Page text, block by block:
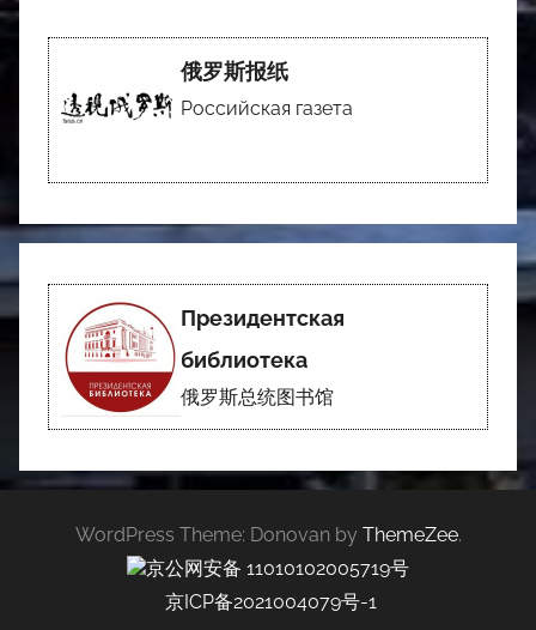
俄罗斯报纸
Российская газета
Президентская
библиотека
俄罗斯总统图书馆
WordPress Theme: Donovan by ThemeZee.
京公网安备 11010102005719号
京ICP备2021004079号-1